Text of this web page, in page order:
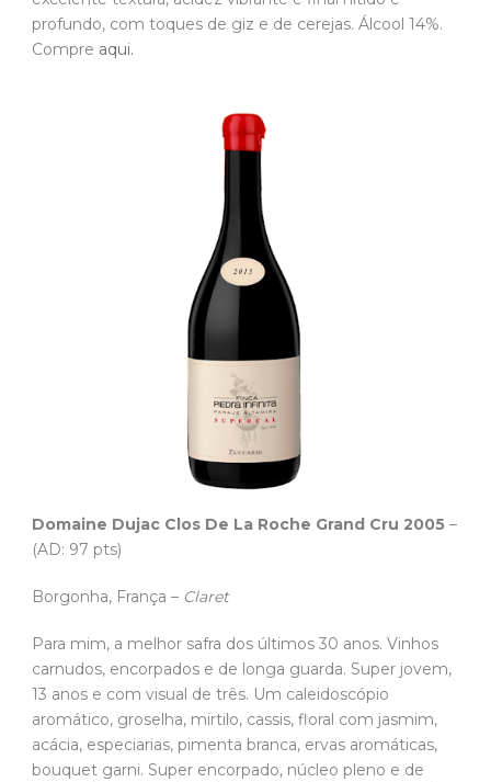
profundo, com toques de giz e de cerejas. Álcool 14%.
Compre aqui.
Domaine Dujac Clos De La Roche Grand Cru 2005 –
(AD: 97 pts)
Borgonha, França – Claret
Para mim, a melhor safra dos últimos 30 anos. Vinhos
carnudos, encorpados e de longa guarda. Super jovem,
13 anos e com visual de três. Um caleidoscópio
aromático, groselha, mirtilo, cassis, floral com jasmim,
acácia, especiarias, pimenta branca, ervas aromáticas,
bouquet garni. Super encorpado, núcleo pleno e de